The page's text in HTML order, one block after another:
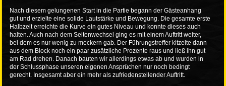
Nach diesem gelungenen Start in die Partie begann der Gästeanhang
gut und erzielte eine solide Lautstärke und Bewegung. Die gesamte erste
Halbzeit erreichte die Kurve ein gutes Niveau und konnte dieses auch
halten. Auch nach dem Seitenwechsel ging es mit einem Auftritt weiter,
bei dem es nur wenig zu meckern gab. Der Führungstreffer kitzelte dann
aus dem Block noch ein paar zusätzliche Prozente raus und ließ ihn gut
am Rad drehen. Danach bauten wir allerdings etwas ab und wurden in
der Schlussphase unseren eigenen Ansprüchen nur noch bedingt
gerecht. Insgesamt aber ein mehr als zufriedenstellender Auftritt.